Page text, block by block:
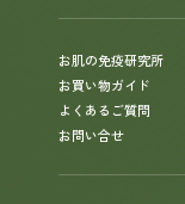
お肌の免疫研究所
お買い物ガイド
よくあるご質問
お問い合せ